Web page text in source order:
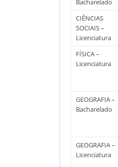
Bacharelado
CIÊNCIAS
SOCIAIS –
Licenciatura
FÍSICA –
Licenciatura
GEOGRAFIA –
Bacharelado
GEOGRAFIA –
Licenciatura